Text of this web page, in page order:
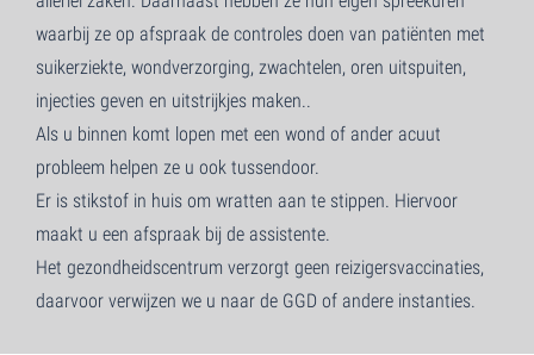
waarbij ze op afspraak de controles doen van patiënten met
suikerziekte, wondverzorging, zwachtelen, oren uitspuiten,
injecties geven en uitstrijkjes maken..
Als u binnen komt lopen met een wond of ander acuut
probleem helpen ze u ook tussendoor.
Er is stikstof in huis om wratten aan te stippen. Hiervoor
maakt u een afspraak bij de assistente.
Het gezondheidscentrum verzorgt geen reizigersvaccinaties,
daarvoor verwijzen we u naar de GGD of andere instanties.